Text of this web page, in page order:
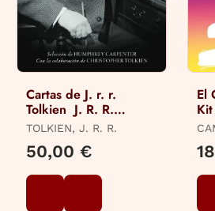
Cartas de J. r. r.
Tolkien  J. R. R.
Tolkien
TOLKIEN, J. R. R.
50,00 €
El